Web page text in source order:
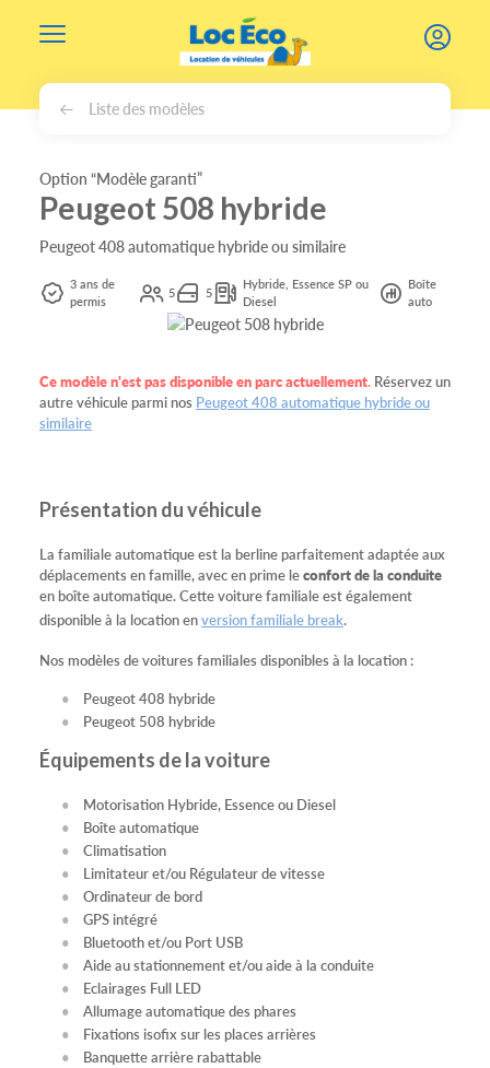
Liste des modèles
Option “Modèle garanti”
Peugeot 508 hybride
Peugeot 408 automatique hybride ou similaire
3 ans de
permis
5 5
Hybride, Essence SP ou
Diesel
Boîte
auto
Ce modèle n'est pas disponible en parc actuellement. Réservez un
autre véhicule parmi nos Peugeot 408 automatique hybride ou
similaire
Présentation du véhicule
La familiale automatique est la berline parfaitement adaptée aux
déplacements en famille, avec en prime leconfort de la conduite
en boîte automatique. Cette voiture familiale est également
disponible à la location enversion familiale break.
Nos modèles de voitures familiales disponibles à la location :
Peugeot 408 hybride
Peugeot 508 hybride
Équipements de la voiture
Motorisation Hybride, Essence ou Diesel
Boîte automatique
Climatisation
Limitateur et/ou Régulateur de vitesse
Ordinateur de bord
GPS intégré
Bluetooth et/ou Port USB
Aide au stationnement et/ou aide à la conduite
Eclairages Full LED
Allumage automatique des phares
Fixations isofix sur les places arrières
Banquette arrière rabattable